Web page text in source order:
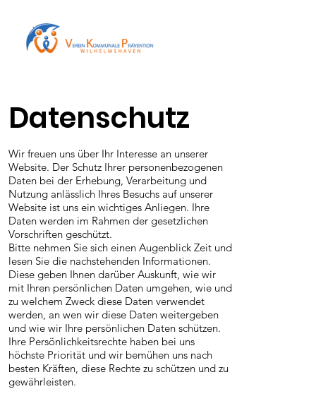
Datenschutz
Wir freuen uns über Ihr Interesse an unserer
Website. Der Schutz Ihrer personenbezogenen
Daten bei der Erhebung, Verarbeitung und
Nutzung anlässlich Ihres Besuchs auf unserer
Website ist uns ein wichtiges Anliegen. Ihre
Daten werden im Rahmen der gesetzlichen
Vorschriften geschützt.
Bitte nehmen Sie sich einen Augenblick Zeit und
lesen Sie die nachstehenden Informationen.
Diese geben Ihnen darüber Auskunft, wie wir
mit Ihren persönlichen Daten umgehen, wie und
zu welchem Zweck diese Daten verwendet
werden, an wen wir diese Daten weitergeben
und wie wir Ihre persönlichen Daten schützen.
Ihre Persönlichkeitsrechte haben bei uns
höchste Priorität und wir bemühen uns nach
besten Kräften, diese Rechte zu schützen und zu
gewährleisten.